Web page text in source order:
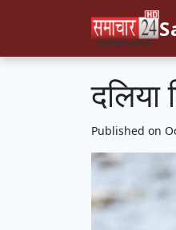
Published on